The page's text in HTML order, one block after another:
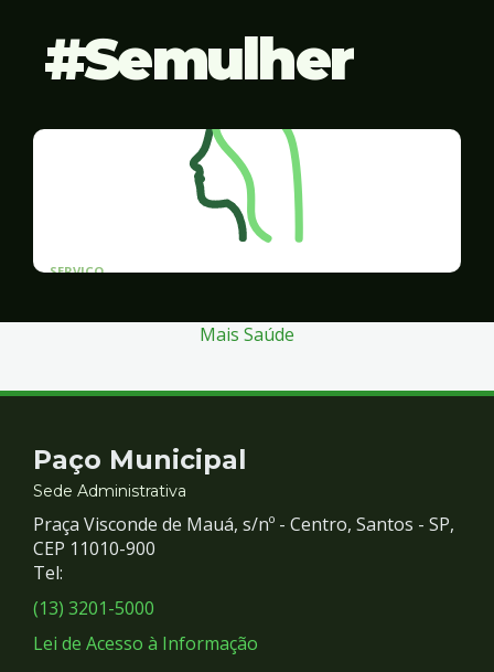
Semulher
SERVICO
Mais Saúde
Contato
e
Redes
Sociais
Paço Municipal
Sede Administrativa
Praça Visconde de Mauá, s/nº - Centro, Santos - SP,
CEP 11010-900
Tel:
(13) 3201-5000
Lei de Acesso à Informação